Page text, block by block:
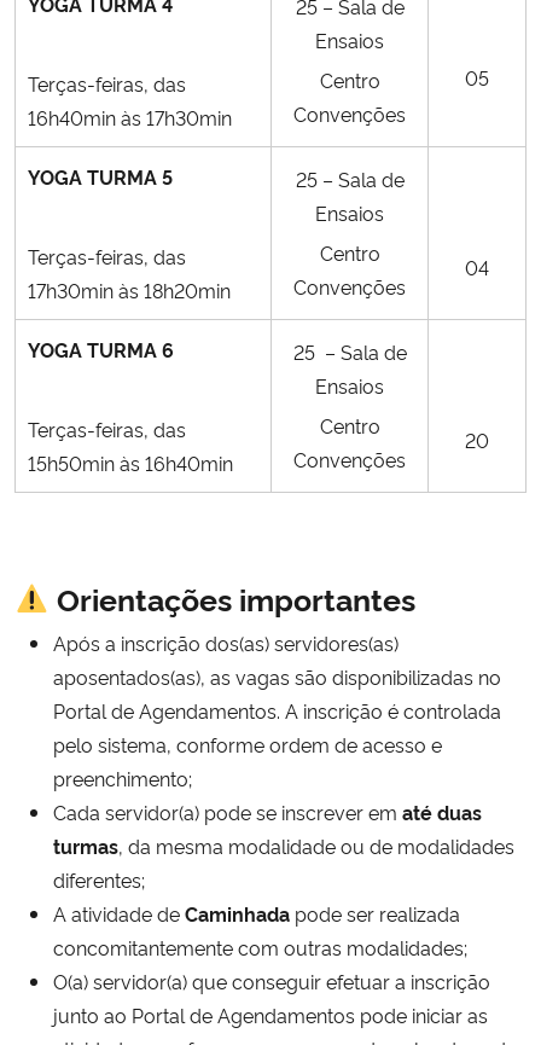
Terças-feiras, das
16h40min às 17h30min
25 – Sala de
Ensaios
Centro
Convenções
05
YOGA TURMA 5
Terças-feiras, das
17h30min às 18h20min
25 – Sala de
Ensaios
Centro
Convenções
04
YOGA TURMA 6
Terças-feiras, das
15h50min às 16h40min
25 – Sala de
Ensaios
Centro
Convenções
20
Orientações importantes
Após a inscrição dos(as) servidores(as)
aposentados(as), as vagas são disponibilizadas no
Portal de Agendamentos. A inscrição é controlada
pelo sistema, conforme ordem de acesso e
preenchimento;
Cada servidor(a) pode se inscrever em até duas
turmas, da mesma modalidade ou de modalidades
diferentes;
A atividade deCaminhada pode ser realizada
concomitantemente com outras modalidades;
O(a) servidor(a) que conseguir efetuar a inscrição
junto ao Portal de Agendamentos pode iniciar as